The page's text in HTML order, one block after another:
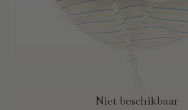
Niet beschikbaar